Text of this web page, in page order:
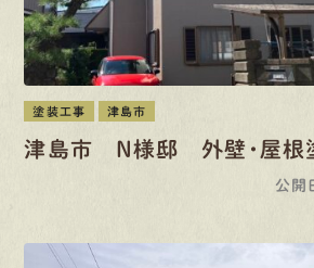
塗装工事 津島市
津島市 N様邸 外壁・屋根
公開